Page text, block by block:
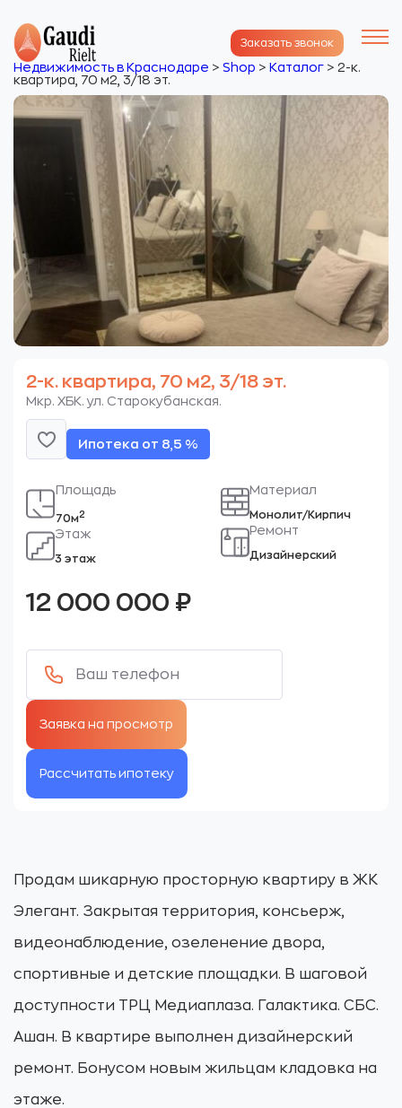
Заказать звонок
Недвижимость в Краснодаре > Shop > Каталог > 2-к.
квартира, 70 м2, 3/18 эт.
2-к. квартира, 70 м2, 3/18 эт.
Мкр. ХБК. ул. Старокубанская.
Ипотека от 8,5 %
Площадь
70м2
Этаж
3 этаж
Материал
Монолит/Кирпич
Ремонт
Дизайнерский
12 000 000 ₽
Рассчитать ипотеку
Продам шикарную просторную квартиру в ЖК
Элегант. Закрытая территория, консьерж,
видеонаблюдение, озеленение двора,
спортивные и детские площадки. В шаговой
доступности ТРЦ Медиаплаза. Галактика. СБС.
Ашан. В квартире выполнен дизайнерский
ремонт. Бонусом новым жильцам кладовка на
этаже.